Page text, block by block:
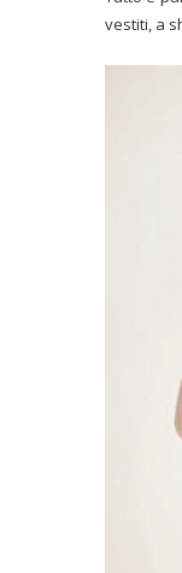
vestiti, a